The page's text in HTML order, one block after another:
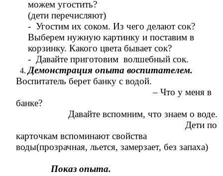
можем угостить?
(дети перечисляют)
- Угостим их соком. Из чего делают сок?
Выберем нужную картинку и поставим в
корзинку. Какого цвета бывает сок?
- Давайте приготовим волшебный сок.
Демонстрация опыта воспитателем.
Воспитатель берет банку с водой.
– Что у меня в
банке?
Давайте вспомним, что знаем о воде.
Дети по
карточкам вспоминают свойства
воды(прозрачная, льется, замерзает, без запаха)
Показ опыта.